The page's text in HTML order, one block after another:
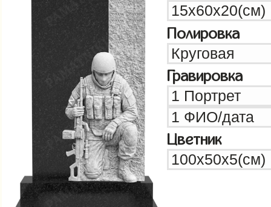
Полировка
Гравировка
Цветник